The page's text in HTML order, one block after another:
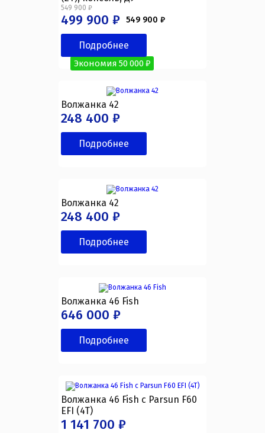
549 900 ₽
549 900 ₽
499 900 ₽
Экономия 50 000 ₽
Подробнее
Волжанка 42
248 400 ₽
Подробнее
Волжанка 42
248 400 ₽
Подробнее
Волжанка 46 Fish
646 000 ₽
Подробнее
Волжанка 46 Fish с Parsun F60
EFI (4T)
1 141 700 ₽